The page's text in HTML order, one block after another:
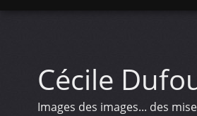
Cécile
Images des images... des